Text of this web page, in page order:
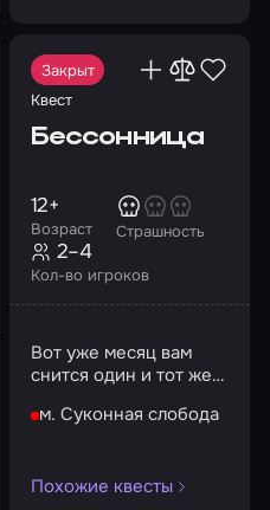
Закрыт
Квест
Бессонница
Возраст
12+
Страшность
Кол-во игроков
2–4
Вот уже месяц вам
снится один и тот же
которого вы
м. Суконная слобода
Похожие квесты